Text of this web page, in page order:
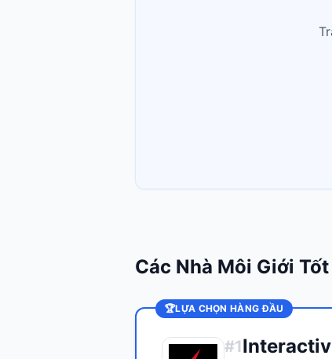
Các Nhà Môi Giới
🏆LỰA CHỌN HÀNG ĐẦU
#1